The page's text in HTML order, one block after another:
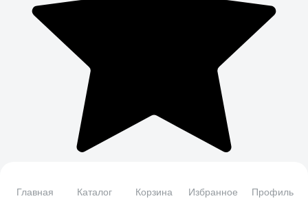
Главная Каталог Корзина Избранное Профиль